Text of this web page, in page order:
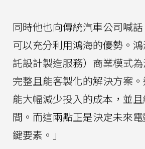
同時他也向傳統汽車公司喊
可以充分利用鴻海的優勢。鴻
託設計製造服務）商業模式
完整且能客製化的解決方案
能大幅減少投入的成本，並
間。而這兩點正是決定未來
鍵要素。」